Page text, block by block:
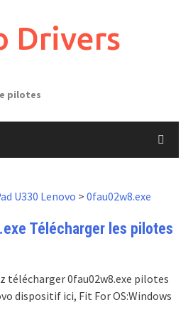
Drivers
pilotes
U330 Lenovo > 0fau02w8.exe
Télécharger les pilotes
télécharger 0fau02w8.exe pilotes
dispositif ici, Fit For OS:Windows